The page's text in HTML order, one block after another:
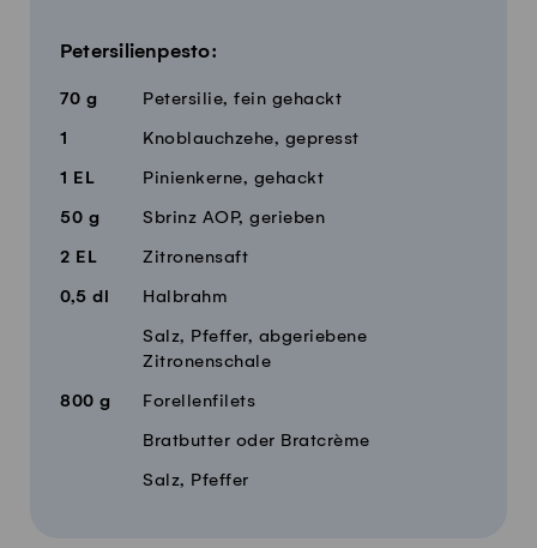
Petersilienpesto:
70 g Petersilie, fein gehackt
1 Knoblauchzehe, gepresst
1 EL Pinienkerne, gehackt
50 g Sbrinz AOP, gerieben
2 EL Zitronensaft
0,5 dl Halbrahm
Salz, Pfeffer, abgeriebene
Zitronenschale
800 g Forellenfilets
Bratbutter oder Bratcrème
Salz, Pfeffer